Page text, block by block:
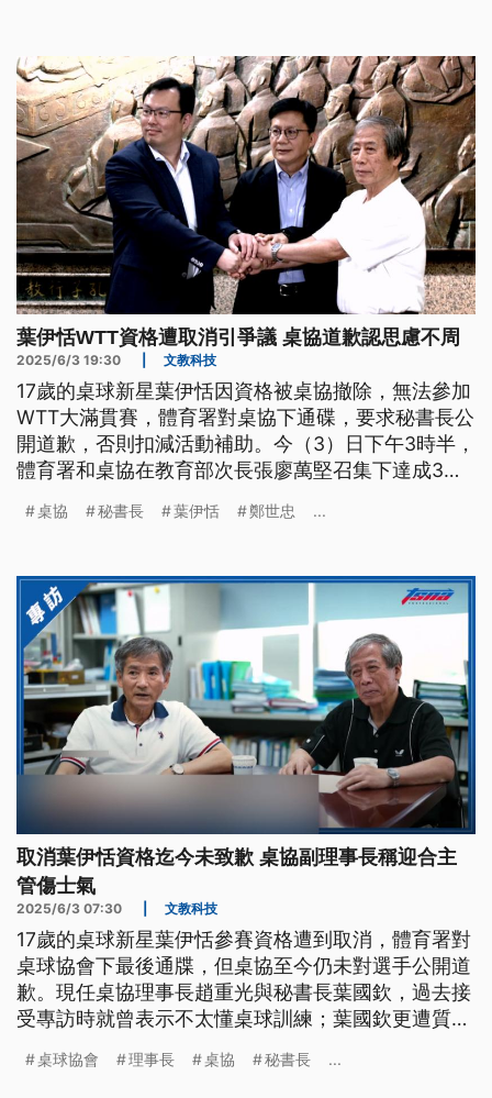
葉伊恬WTT資格遭取消引爭議 桌協道歉認思慮不周
2025/6/3 19:30 文教科技
17歲的桌球新星葉伊恬因資格被桌協撤除，無法參加
WTT大滿貫賽，體育署對桌協下通碟，要求秘書長公
開道歉，否則扣減活動補助。今（3）日下午3時半，
體育署和桌協在教育部次長張廖萬堅召集下達成3點
識，就取消選手資格公開聲明致歉，而莊智淵和葉伊
桌協 秘書長 葉伊恬 鄭世忠 ...
取消葉伊恬資格迄今未致歉 桌協副理事長稱迎合主
管傷士氣
2025/6/3 07:30 文教科技
17歲的桌球新星葉伊恬參賽資格遭到取消，體育署對
桌球協會下最後通牒，但桌協至今仍未對選手公開道
歉。現任桌協理事長趙重光與秘書長葉國欽，過去接
受專訪時就曾表示不太懂桌球訓練；葉國欽更遭質疑
理事長楊正雄，遭到體育署痛批執掌協會30多年，卻
桌球協會 理事長 桌協 秘書長 ...